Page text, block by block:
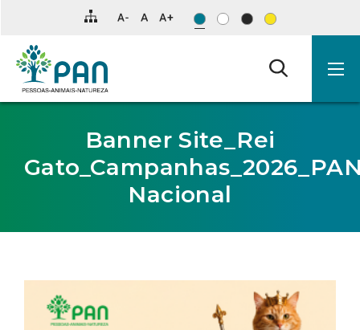
para
conteúdo
principal
da
Banner Site_Rei
Nacional